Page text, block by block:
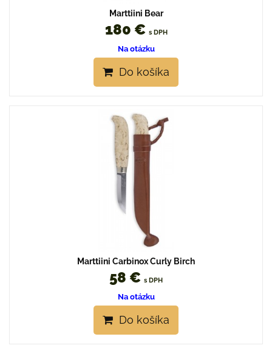
Marttiini Bear
180 € s DPH
Na otázku
Do košíka
Marttiini Carbinox Curly Birch
58 € s DPH
Na otázku
Do košíka